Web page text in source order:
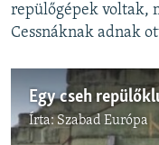
repülőgépek voltak,
Cessnáknak adnak
Írta: Szabad Európa